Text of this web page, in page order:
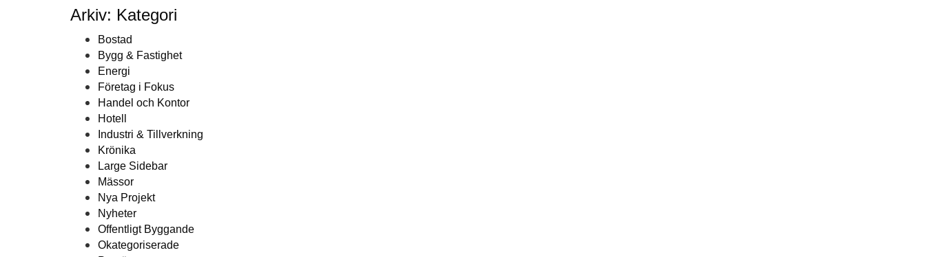
Arkiv: Kategori
Bostad
Bygg & Fastighet
Energi
Företag i Fokus
Handel och Kontor
Hotell
Industri & Tillverkning
Krönika
Large Sidebar
Mässor
Nya Projekt
Nyheter
Offentligt Byggande
Okategoriserade